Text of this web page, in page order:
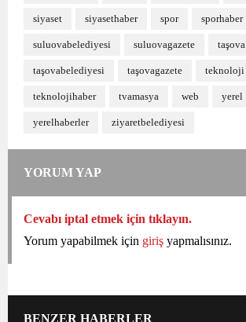
siyaset siyasethaber spor sporhaber
suluovabelediyesi suluovagazete taşova
taşovabelediyesi taşovagazete teknoloji
teknolojihaber tvamasya web yerel
yerelhaberler ziyaretbelediyesi
YORUM YAP
Cevabı iptal etmek için tıklayın.
Yorum yapabilmek için giriş yapmalısınız.
BENZER HABERLER